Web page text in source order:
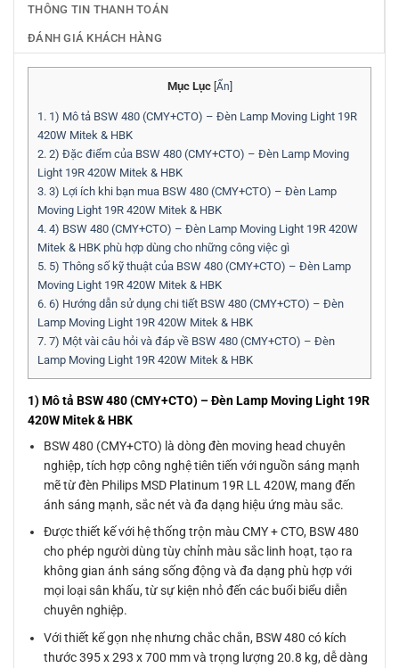
THÔNG TIN THANH TOÁN
ĐÁNH GIÁ KHÁCH HÀNG
Mục Lục [Ẩn]
1. 1) Mô tả BSW 480 (CMY+CTO) – Đèn Lamp Moving Light 19R
420W Mitek & HBK
2. 2) Đặc điểm của BSW 480 (CMY+CTO) – Đèn Lamp Moving
Light 19R 420W Mitek & HBK
3. 3) Lợi ích khi bạn mua BSW 480 (CMY+CTO) – Đèn Lamp
Moving Light 19R 420W Mitek & HBK
4. 4) BSW 480 (CMY+CTO) – Đèn Lamp Moving Light 19R 420W
Mitek & HBK phù hợp dùng cho những công việc gì
5. 5) Thông số kỹ thuật của BSW 480 (CMY+CTO) – Đèn Lamp
Moving Light 19R 420W Mitek & HBK
6. 6) Hướng dẫn sử dụng chi tiết BSW 480 (CMY+CTO) – Đèn
Lamp Moving Light 19R 420W Mitek & HBK
7. 7) Một vài câu hỏi và đáp về BSW 480 (CMY+CTO) – Đèn
Lamp Moving Light 19R 420W Mitek & HBK
1) Mô tả BSW 480 (CMY+CTO) – Đèn Lamp Moving Light 19R
420W Mitek & HBK
BSW 480 (CMY+CTO) là dòng đèn moving head chuyên
nghiệp, tích hợp công nghệ tiên tiến với nguồn sáng mạnh
mẽ từ đèn Philips MSD Platinum 19R LL 420W, mang đến
ánh sáng mạnh, sắc nét và đa dạng hiệu ứng màu sắc.
Được thiết kế với hệ thống trộn màu CMY + CTO, BSW 480
cho phép người dùng tùy chỉnh màu sắc linh hoạt, tạo ra
không gian ánh sáng sống động và đa dạng phù hợp với
mọi loại sân khấu, từ sự kiện nhỏ đến các buổi biểu diễn
chuyên nghiệp.
Với thiết kế gọn nhẹ nhưng chắc chắn, BSW 480 có kích
thước 395 x 293 x 700 mm và trọng lượng 20.8 kg, dễ dàng